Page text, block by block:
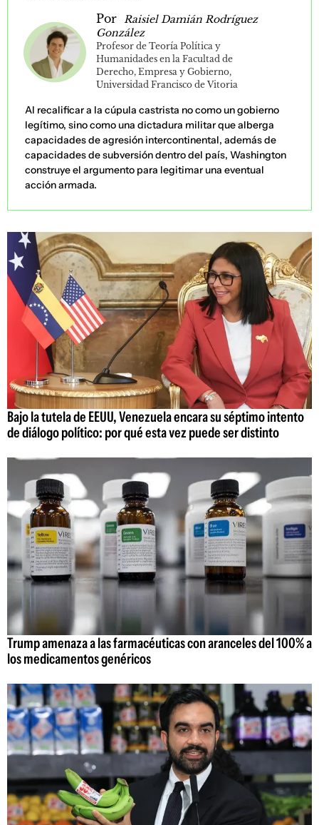
Por Raisiel Damián Rodríguez
González
Profesor de Teoría Política y
Humanidades en la Facultad de
Derecho, Empresa y Gobierno,
Universidad Francisco de Vitoria
Al recalificar a la cúpula castrista no como un gobierno
legítimo, sino como una dictadura militar que alberga
capacidades de agresión intercontinental, además de
capacidades de subversión dentro del país, Washington
construye el argumento para legitimar una eventual
acción armada.
Bajo la tutela de EEUU, Venezuela encara su séptimo intento
de diálogo político: por qué esta vez puede ser distinto
Trump amenaza a las farmacéuticas con aranceles del 100% a
los medicamentos genéricos